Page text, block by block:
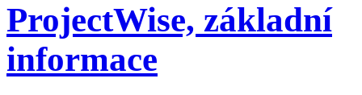
ProjectWise, základní
informace